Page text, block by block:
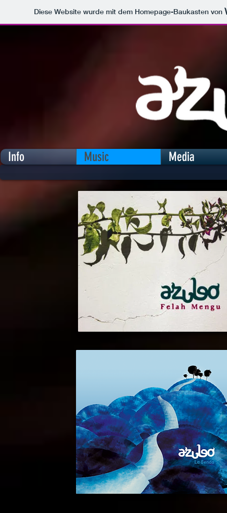
Diese Website wurde mit dem Homepage-Baukasten von
Info Music Media